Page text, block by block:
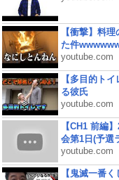
【衝撃】料
た件wwwwww
youtube.com
【多目的ト
る彼氏
youtube.com
【CH1 前編
会第1日(予選
youtube.com
【鬼滅一番